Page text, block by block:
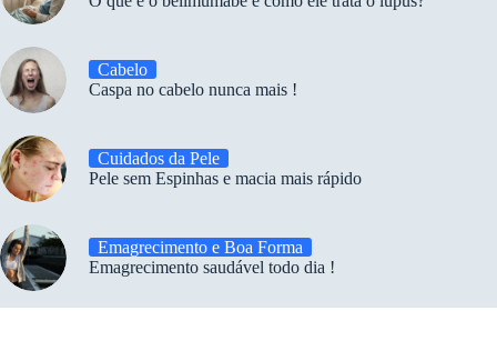
Cabelo
Caspa no cabelo nunca mais !
Cuidados da Pele
Pele sem Espinhas e macia mais rápido
Emagrecimento e Boa Forma
Emagrecimento saudável todo dia !